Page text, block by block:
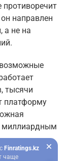
противоречит
направлен
а не на
тысячи
платформу
миллиардным
Finratings.kz
чаще